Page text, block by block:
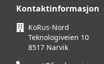
Kontaktinformasjon
KoRus-Nord
Teknologiveien 10
8517 Narvik